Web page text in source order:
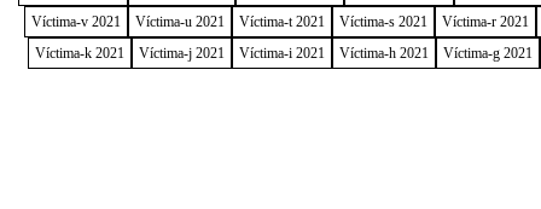
Víctima-v 2021
Víctima-u 2021 Víctima-t 2021 Víctima-s 2021
Víctima-r 2021
Víctima-k 2021
Víctima-j 2021 Víctima-i 2021 Víctima-h 2021 Víctima-g 2021